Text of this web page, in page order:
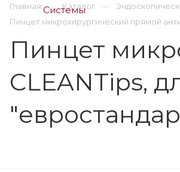
Главная Каталог
Пинцет микрохирургический прямой
Пинцет
CLEANTips,